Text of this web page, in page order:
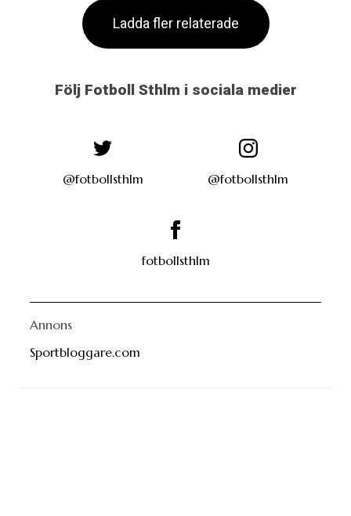
Ladda fler relaterade
Följ Fotboll Sthlm i sociala medier
@fotbollsthlm @fotbollsthlm
fotbollsthlm
Annons
Sportbloggare.com